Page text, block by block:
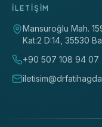
İLETIŞIM
Mansuroğlu Mah.
Kat:2 D:14 35530
+90 507 108 94 07